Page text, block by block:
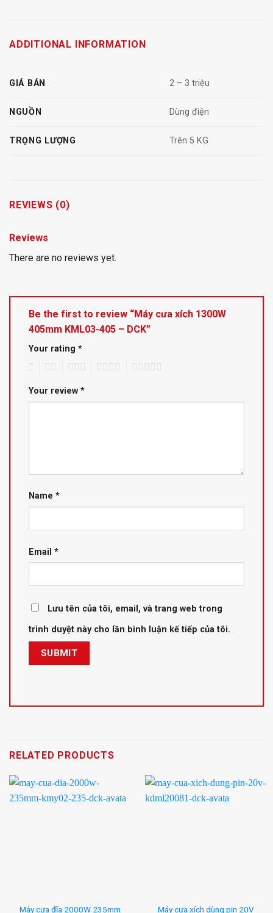
ADDITIONAL INFORMATION
GIÁ BÁN 2 – 3 triệu
NGUỒN Dùng điện
TRỌNG LƯỢNG Trên 5 KG
REVIEWS (0)
Reviews
There are no reviews yet.
Be the first to review “Máy cưa xích 1300W
405mm KML03-405 – DCK”
Your rating *
Your review *
Name *
Email *
Lưu tên của tôi, email, và trang web trong
trình duyệt này cho lần bình luận kế tiếp của tôi.
RELATED PRODUCTS
Máy cưa đĩa 2000W 235mm
Máy cưa xích dùng pin 20V